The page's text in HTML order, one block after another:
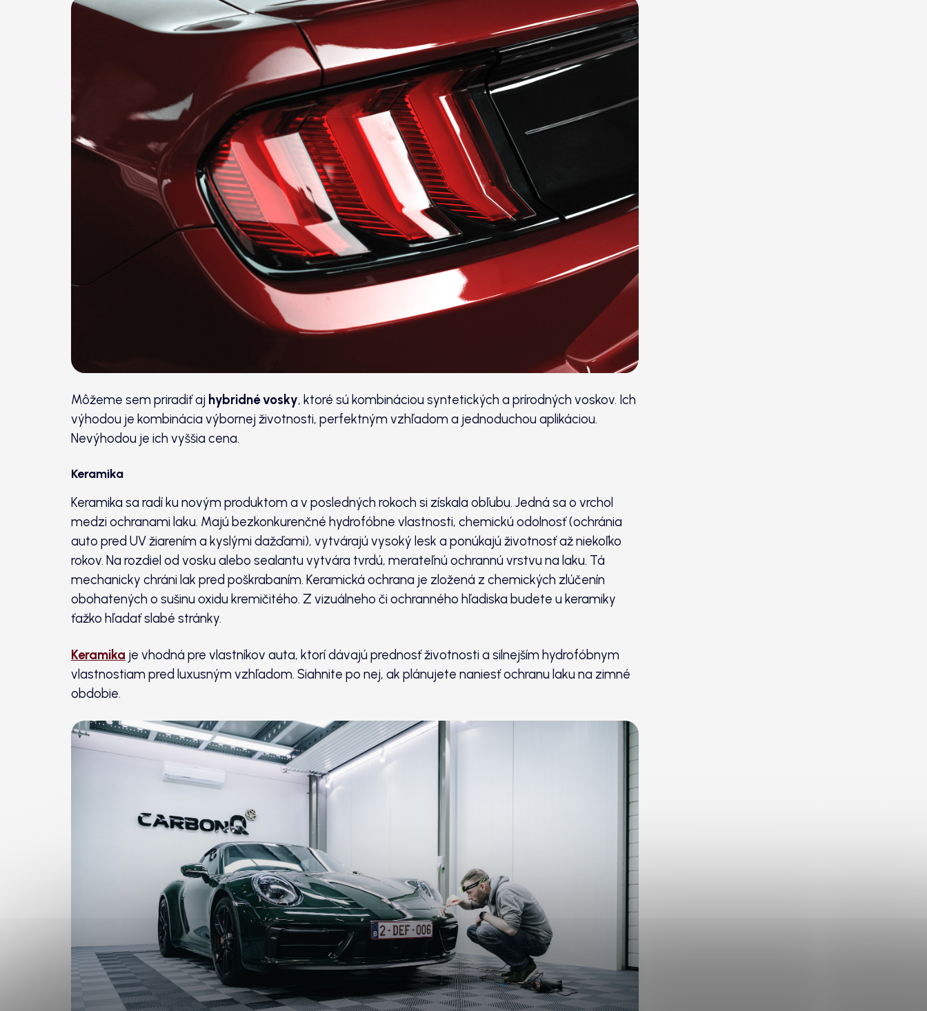
Môžeme sem priradiť aj hybridné vosky, ktoré sú kombináciou syntetických a prírodných voskov. Ich
výhodou je kombinácia výbornej životnosti, perfektným vzhľadom a jednoduchou aplikáciou.
Nevýhodou je ich vyššia cena.
Keramika
Keramika sa radí ku novým produktom a v posledných rokoch si získala obľubu. Jedná sa o vrchol
medzi ochranami laku. Majú bezkonkurenčné hydrofóbne vlastnosti, chemickú odolnosť (ochránia
auto pred UV žiarením a kyslými dažďami), vytvárajú vysoký lesk a ponúkajú životnosť až niekoľko
rokov. Na rozdiel od vosku alebo sealantu vytvára tvrdú, merateľnú ochrannú vrstvu na laku. Tá
mechanicky chráni lak pred poškrabaním. Keramická ochrana je zložená z chemických zlúčenín
obohatených o sušinu oxidu kremičitého. Z vizuálneho či ochranného hľadiska budete u keramiky
ťažko hľadať slabé stránky.
Keramika je vhodná pre vlastníkov auta, ktorí dávajú prednosť životnosti a silnejším hydrofóbnym
vlastnostiam pred luxusným vzhľadom. Siahnite po nej, ak plánujete naniesť ochranu laku na zimné
obdobie.